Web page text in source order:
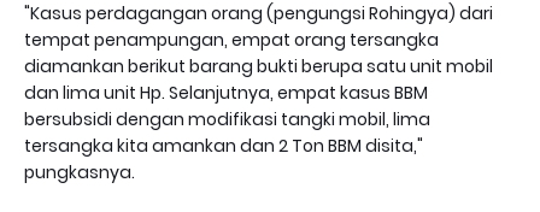
"Kasus perdagangan orang (pengungsi Rohingya) dari
tempat penampungan, empat orang tersangka
diamankan berikut barang bukti berupa satu unit mobil
dan lima unit Hp. Selanjutnya, empat kasus BBM
bersubsidi dengan modifikasi tangki mobil, lima
tersangka kita amankan dan 2 Ton BBM disita,"
pungkasnya.